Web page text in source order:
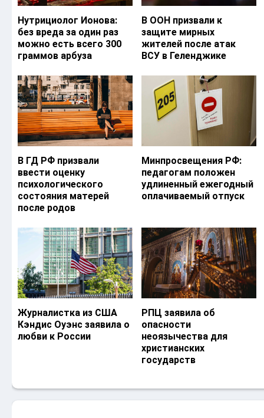
Нутрициолог Ионова:
без вреда за один раз
можно есть всего 300
граммов арбуза
В ООН призвали к
защите мирных
жителей после атак
ВСУ в Геленджике
В ГД РФ призвали
ввести оценку
психологического
состояния матерей
после родов
Минпросвещения РФ:
педагогам положен
удлиненный ежегодный
оплачиваемый отпуск
Журналистка из США
Кэндис Оуэнс заявила о
любви к России
РПЦ заявила об
опасности
неоязычества для
христианских
государств